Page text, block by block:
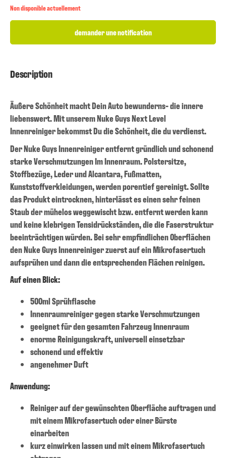
Non disponible actuellement
demander une notification
Description
Äußere Schönheit macht Dein Auto bewunderns- die innere
liebenswert. Mit unserem Nuke Guys Next Level
Innenreiniger bekommst Du die Schönheit, die du verdienst.
Der Nuke Guys Innenreiniger entfernt gründlich und schonend
starke Verschmutzungen Im Innenraum. Polstersitze,
Stoffbezüge, Leder und Alcantara, Fußmatten,
Kunststoffverkleidungen, werden porentief gereinigt. Sollte
das Produkt eintrocknen, hinterlässt es einen sehr feinen
Staub der mühelos weggewischt bzw. entfernt werden kann
und keine klebrigen Tensidrückständen, die die Faserstruktur
beeinträchtigen würden. Bei sehr empfindlichen Oberflächen
den Nuke Guys Innenreiniger zuerst auf ein Mikrofasertuch
aufsprühen und dann die entsprechenden Flächen reinigen.
Auf einen Blick:
500ml Sprühflasche
Innenraumreiniger gegen starke Verschmutzungen
geeignet für den gesamten Fahrzeug Innenraum
enorme Reinigungskraft, universell einsetzbar
schonend und effektiv
angenehmer Duft
Anwendung:
Reiniger auf der gewünschten Oberfläche auftragen und
mit einem Mikrofasertuch oder einer Bürste
einarbeiten
kurz einwirken lassen und mit einem Mikrofasertuch